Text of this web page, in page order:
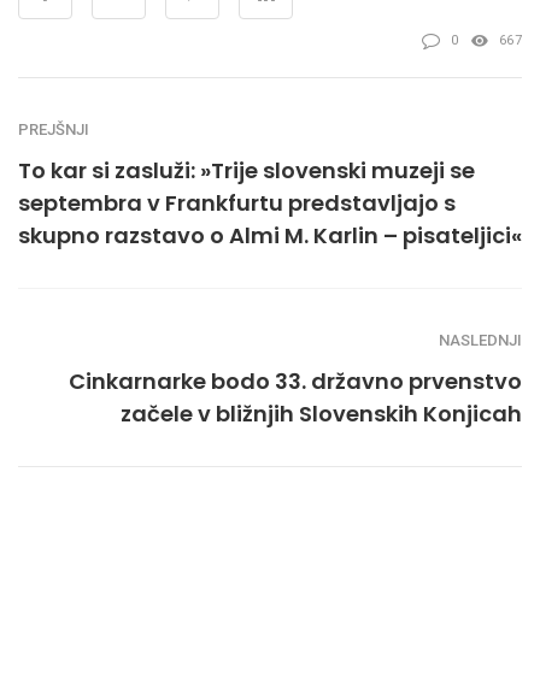
0 667
PREJŠNJI
To kar si zasluži: »Trije slovenski muzeji se
septembra v Frankfurtu predstavljajo s
skupno razstavo o Almi M. Karlin – pisateljici«
NASLEDNJI
Cinkarnarke bodo 33. državno prvenstvo
začele v bližnjih Slovenskih Konjicah